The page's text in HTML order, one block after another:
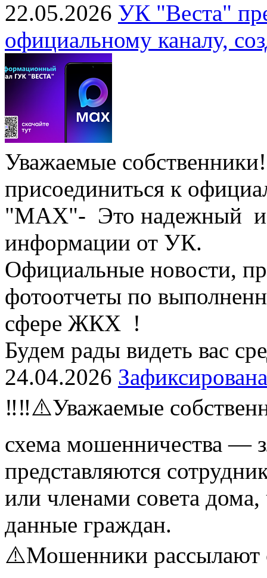
22.05.2026 УК "Веста"
официальному каналу,
Уважаемые
присоединиться к
"МАХ"- Это надежный
информации от УК.
Официальные новости,
фотоотчеты по
сфере ЖКХ !
Будем рады видеть вас
24.04.2026
‼️‼️⚠️Уважаемые
схема мошенничества —
представляются
или членами совета
данные граждан.
⚠️Мошенники рассылают